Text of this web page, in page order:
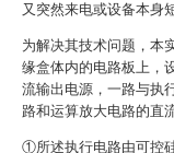
又突然来电或设备本身
为解决其技术问题，本
缘盒体内的电路板上，
流输出电源，一路与执
路和运算放大电路的直
①所述执行电路由可控